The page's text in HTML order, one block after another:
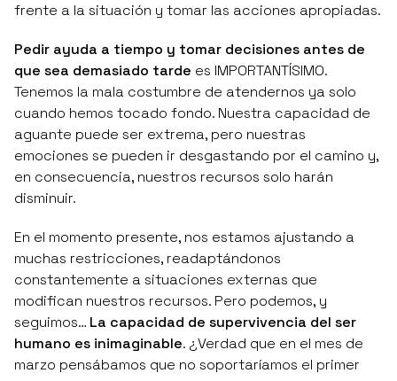
frente a la situación y tomar las acciones apropiadas.
Pedir ayuda a tiempo y tomar decisiones antes de
que sea demasiado tarde es IMPORTANTÍSIMO.
Tenemos la mala costumbre de atendernos ya solo
cuando hemos tocado fondo. Nuestra capacidad de
aguante puede ser extrema, pero nuestras
emociones se pueden ir desgastando por el camino y,
en consecuencia, nuestros recursos solo harán
disminuir.
En el momento presente, nos estamos ajustando a
muchas restricciones, readaptándonos
constantemente a situaciones externas que
modifican nuestros recursos. Pero podemos, y
seguimos… La capacidad de supervivencia del ser
humano es inimaginable. ¿Verdad que en el mes de
marzo pensábamos que no soportaríamos el primer